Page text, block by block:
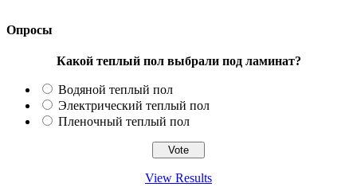
Опросы
Какой теплый пол выбрали под ламинат?
Водяной теплый пол
Электрический теплый пол
Пленочный теплый пол
View Results